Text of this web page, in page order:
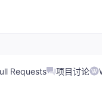
Requests 项目讨论